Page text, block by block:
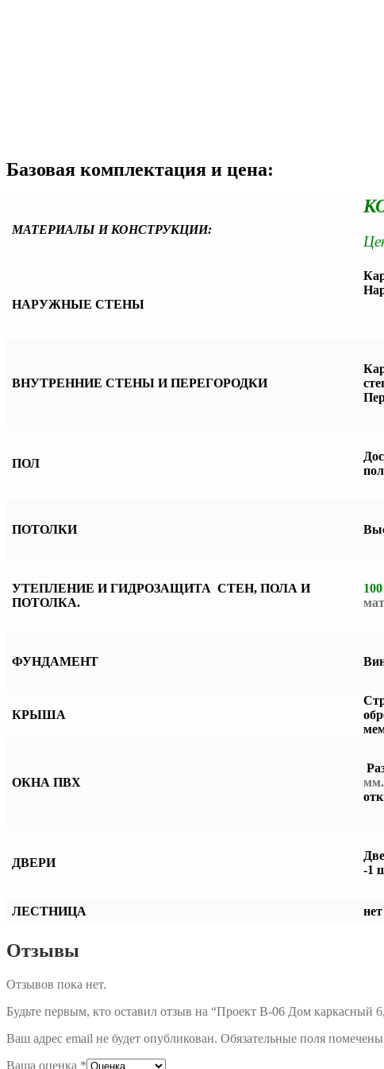
Базовая комплектация и цена:
МАТЕРИАЛЫ И КОНСТРУКЦИИ:
НАРУЖНЫЕ СТЕНЫ
ВНУТРЕННИЕ СТЕНЫ И ПЕРЕГОРОДКИ
ПОЛ
ПОТОЛКИ
УТЕПЛЕНИЕ И ГИДРОЗАЩИТА СТЕН, ПОЛА И
ПОТОЛКА.
ФУНДАМЕНТ
КРЫША
ОКНА ПВХ
ДВЕРИ
-
ЛЕСТНИЦА нет
Отзывы
Отзывов пока нет.
Будьте первым, кто оставил отзыв на “Проект В-06 Дом каркасный
Ваш адрес email не будет опубликован. Обязательные поля помечены
Ваша оценка *